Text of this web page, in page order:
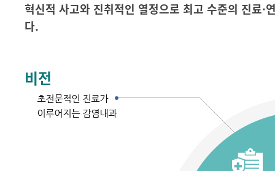
혁신적 사고와 진취적인 열정으로 최고 수준의 진료·
다.
비전